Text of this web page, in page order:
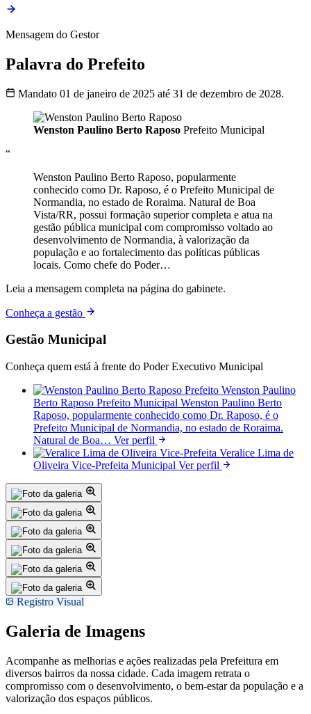
Mensagem do Gestor
Palavra do Prefeito
Mandato 01 de janeiro de 2025 até 31 de dezembro de 2028.
Wenston Paulino Berto Raposo Prefeito Municipal
“
Wenston Paulino Berto Raposo, popularmente
conhecido como Dr. Raposo, é o Prefeito Municipal de
Normandia, no estado de Roraima. Natural de Boa
Vista/RR, possui formação superior completa e atua na
gestão pública municipal com compromisso voltado ao
desenvolvimento de Normandia, à valorização da
população e ao fortalecimento das políticas públicas
locais. Como chefe do Poder…
Leia a mensagem completa na página do gabinete.
Conheça a gestão
Gestão Municipal
Conheça quem está à frente do Poder Executivo Municipal
Prefeito Wenston Paulino
Berto Raposo Prefeito Municipal Wenston Paulino Berto
Raposo, popularmente conhecido como Dr. Raposo, é o
Prefeito Municipal de Normandia, no estado de Roraima.
Natural de Boa… Ver perfil
Vice-Prefeita Veralice Lima de
Oliveira Vice-Prefeita Municipal Ver perfil
Registro Visual
Galeria de Imagens
Acompanhe as melhorias e ações realizadas pela Prefeitura em
diversos bairros da nossa cidade. Cada imagem retrata o
compromisso com o desenvolvimento, o bem-estar da população e a
valorização dos espaços públicos.